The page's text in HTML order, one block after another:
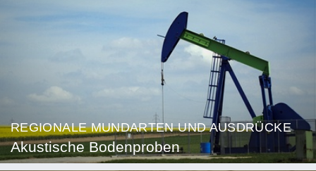
REGIONALE MUNDARTEN UND AUSDRÜCKE
Akustische Bodenproben